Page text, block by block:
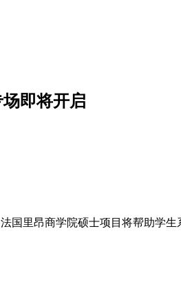
即将开启
里昂商学院硕士项目将帮助学